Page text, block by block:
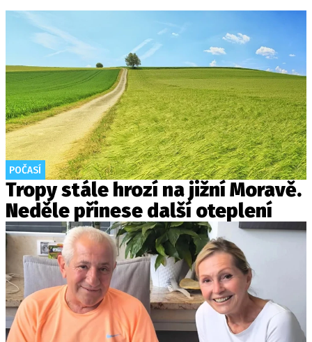
POČASÍ
Tropy stále hrozí na jižní Moravě.
Neděle přinese další oteplení